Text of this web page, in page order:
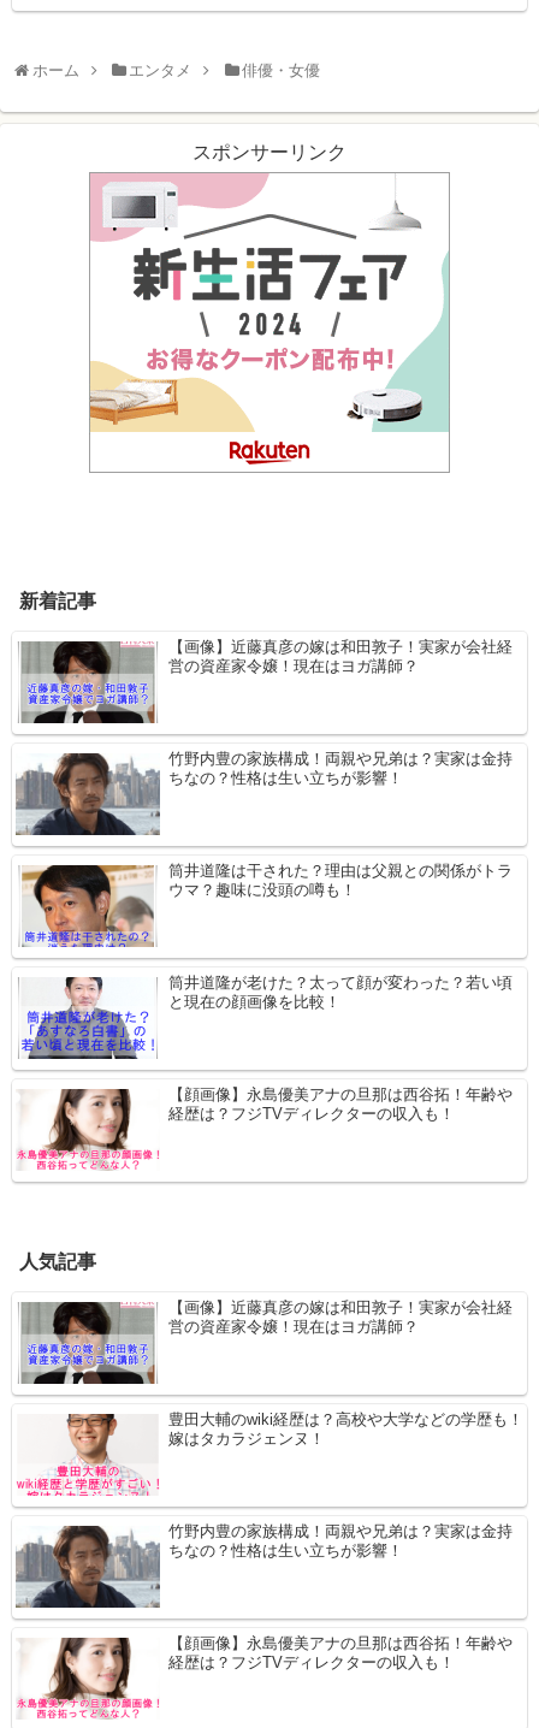
ホーム エンタメ 俳優・女優
スポンサーリンク
新着記事
【画像】近藤真彦の嫁は和田敦子！実家が会社経
営の資産家令嬢！現在はヨガ講師？
竹野内豊の家族構成！両親や兄弟は？実家は金持
ちなの？性格は生い立ちが影響！
筒井道隆は干された？理由は父親との関係がトラ
ウマ？趣味に没頭の噂も！
筒井道隆が老けた？太って顔が変わった？若い頃
と現在の顔画像を比較！
【顔画像】永島優美アナの旦那は西谷拓！年齢や
経歴は？フジTVディレクターの収入も！
人気記事
【画像】近藤真彦の嫁は和田敦子！実家が会社経
営の資産家令嬢！現在はヨガ講師？
豊田大輔のwiki経歴は？高校や大学などの学歴も！
嫁はタカラジェンヌ！
竹野内豊の家族構成！両親や兄弟は？実家は金持
ちなの？性格は生い立ちが影響！
【顔画像】永島優美アナの旦那は西谷拓！年齢や
経歴は？フジTVディレクターの収入も！